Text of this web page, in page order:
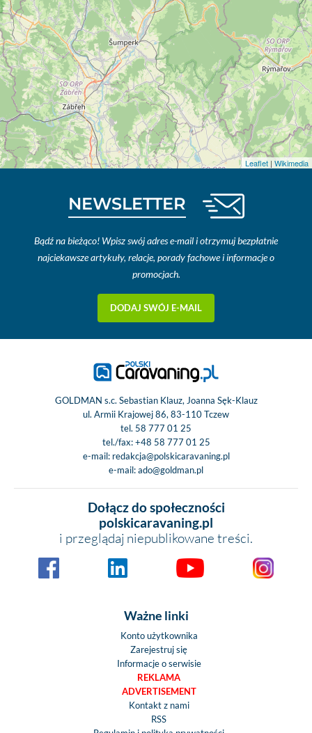
Leaflet | Wikimedia
NEWSLETTER
Bądź na bieżąco! Wpisz swój adres e-mail i otrzymuj bezpłatnie
najciekawsze artykuły, relacje, porady fachowe i informacje o
promocjach.
DODAJ SWÓJ E-MAIL
GOLDMAN s.c. Sebastian Klauz, Joanna Sęk-Klauz
ul. Armii Krajowej 86, 83-110 Tczew
tel. 58 777 01 25
tel./fax:+48 58 777 01 25
e-mail: redakcja@polskicaravaning.pl
e-mail:ado@goldman.pl
Dołącz do społeczności
polskicaravaning.pl
i przeglądaj niepublikowane treści.
Ważne linki
Konto użytkownika
Zarejestruj się
Informacje o serwisie
REKLAMA
ADVERTISEMENT
Kontakt z nami
RSS